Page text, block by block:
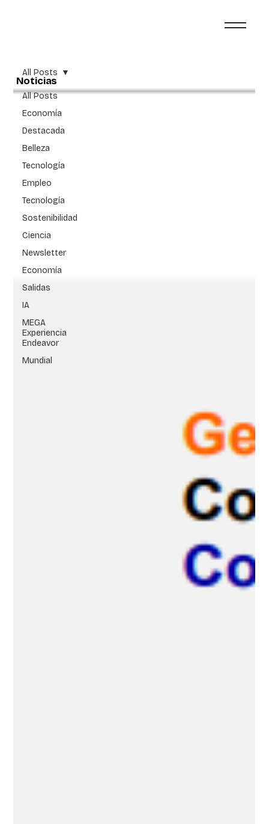
All Posts
Economía
Destacada
Belleza
Tecnología
Empleo
Tecnología
Sostenibilidad
Ciencia
Newsletter
Economía
Salidas
IA
MEGA
Experiencia
Endeavor
Mundial
All Posts
Noticias